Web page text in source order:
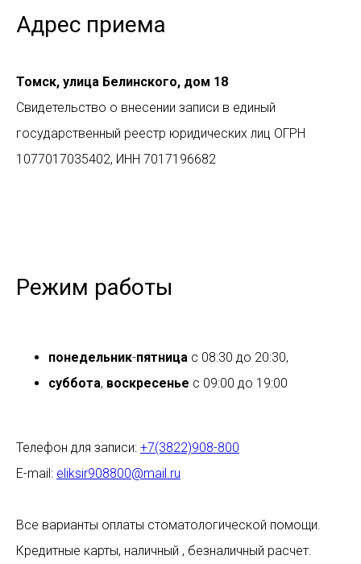
Адрес приема
Томск, улица Белинского, дом 18
Свидетельство о внесении записи в единый
государственный реестр юридических лиц ОГРН
1077017035402, ИНН 7017196682
Режим работы
понедельник-пятница с 08:30 до 20:30,
суббота, воскресенье с 09:00 до 19:00
Телефон для записи: +7(3822)908-800
E-mail: eliksir908800@mail.ru
Все варианты оплаты стоматологической помощи.
Кредитные карты, наличный , безналичный расчет.